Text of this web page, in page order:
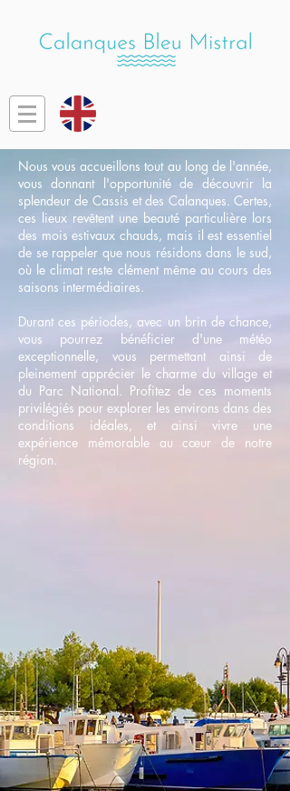
Nous vous accueillons tout au long de l'année,
vous donnant l'opportunité de découvrir la
splendeur de Cassis et des Calanques. Certes,
ces lieux revêtent une beauté particulière lors
des mois estivaux chauds, mais il est essentiel
de se rappeler que nous résidons dans le sud,
où le climat reste clément même au cours des
saisons intermédiaires.
Durant ces périodes, avec un brin de chance,
vous pourrez bénéficier d'une météo
exceptionnelle, vous permettant ainsi de
pleinement apprécier le charme du village et
du Parc National. Profitez de ces moments
privilégiés pour explorer les environs dans des
conditions idéales, et ainsi vivre une
expérience mémorable au cœur de notre
région.